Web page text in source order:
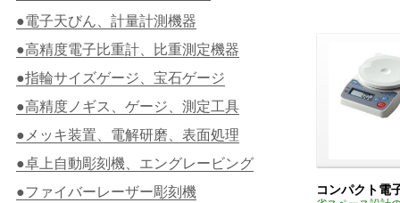
コンパクト電
●電子天びん、計量計測機器
●高精度電子比重計、比重測定機器
●指輪サイズゲージ、宝石ゲージ
●高精度ノギス、ゲージ、測定工具
●メッキ装置、電解研磨、表面処理
●卓上自動彫刻機、エングレービング
●ファイバーレーザー彫刻機